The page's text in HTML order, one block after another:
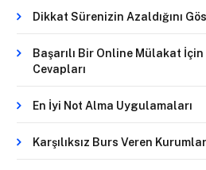
Dikkat Sürenizin Azaldığını
Başarılı Bir Online Mülakat
Cevapları
En İyi Not Alma Uygulamaları
Karşılıksız Burs Veren Kurumlar